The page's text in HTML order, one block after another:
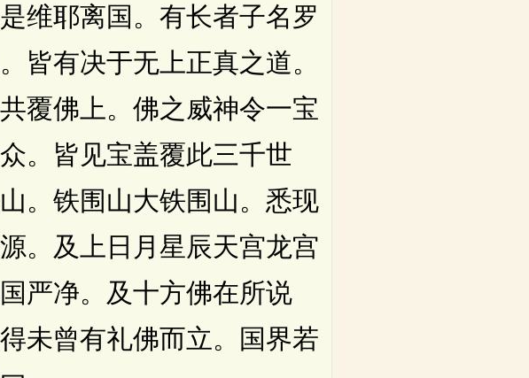
维耶离国。有长者子名罗
皆有决于无上正真之道。
覆佛上。佛之威神令一宝
。皆见宝盖覆此三千世
。铁围山大铁围山。悉现
。及上日月星辰天宫龙宫
严净。及十方佛在所说
未曾有礼佛而立。国界若